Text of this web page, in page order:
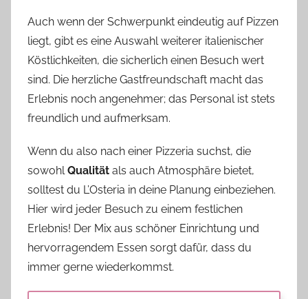
Auch wenn der Schwerpunkt eindeutig auf Pizzen
liegt, gibt es eine Auswahl weiterer italienischer
Köstlichkeiten, die sicherlich einen Besuch wert
sind. Die herzliche Gastfreundschaft macht das
Erlebnis noch angenehmer; das Personal ist stets
freundlich und aufmerksam.
Wenn du also nach einer Pizzeria suchst, die
sowohlQualität als auch Atmosphäre bietet,
solltest du L’Osteria in deine Planung einbeziehen.
Hier wird jeder Besuch zu einem festlichen
Erlebnis! Der Mix aus schöner Einrichtung und
hervorragendem Essen sorgt dafür, dass du
immer gerne wiederkommst.